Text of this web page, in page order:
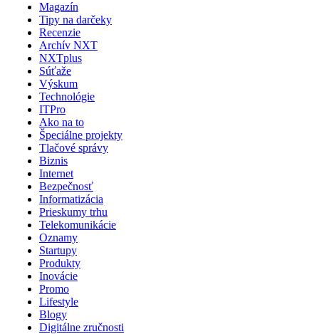
Magazín
Tipy na darčeky
Recenzie
Archív NXT
NXTplus
Súťaže
Výskum
Technológie
ITPro
Ako na to
Špeciálne projekty
Tlačové správy
Biznis
Internet
Bezpečnosť
Informatizácia
Prieskumy trhu
Telekomunikácie
Oznamy
Startupy
Produkty
Inovácie
Promo
Lifestyle
Blogy
Digitálne zručnosti